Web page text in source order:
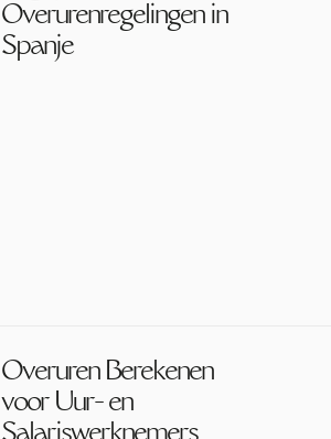
Overurenregelingen in
Spanje
Overuren Berekenen
voor Uur- en